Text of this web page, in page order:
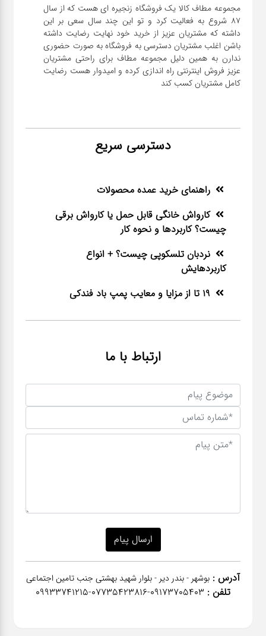
مجموعه مطاف کالا یک فروشگاه زنجیره ای هست که از سال
۸۷ شروع به فعالیت کرد و تو این چند سال سعی بر این
داشته که مشتریان عزیز از خرید خود نهایت رضایت داشته
باشن اغلب مشتریان دسترسی به فروشگاه به صورت حضوری
ندارن به همین دلیل مجموعه مطاف برای راحتی مشتریان
عزیز فروش اینترنتی راه اندازی کرده و امیدوار هست رضایت
کامل مشتریان کسب کند
دسترسی سریع
راهنمای خرید عمده محصولات
کارواش خانگی قابل حمل یا کارواش برقی
چیست؟ کاربردها و نحوه کار
نردبان تلسکوپی چیست؟ + انواع
کاربردهایش
19 تا از مزایا و معایب پمپ باد فندکی
ارتباط با ما
آدرس : بوشهر - بندر دیر - بلوار شهید بهشتی جنب تامین اجتماعی
تلفن : ٠٩١٧٣٧٠٥٤٠٣-07735423816-09933741215